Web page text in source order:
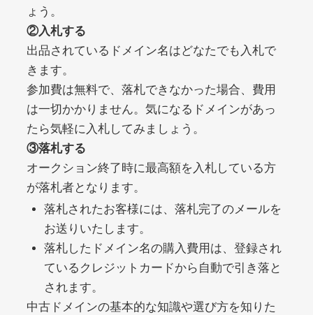
debtconsolidationorg.info
ジャンル
DA49 外部リンク数389 ドメイン年齢1年
10,800円 入札 0件
詳細を見る
portalvidalivre.com
ジャンル その他
DA47 外部リンク数2202 ドメイン年齢 5年
10,800円 入札 0件
ょう。
②入札する
出品されているドメイン名はどなたでも入札で
きます。
参加費は無料で、落札できなかった場合、費用
は一切かかりません。気になるドメインがあっ
たら気軽に入札してみましょう。
③落札する
オークション終了時に最高額を入札している方
が落札者となります。
落札されたお客様には、落札完了のメールを
お送りいたします。
落札したドメイン名の購入費用は、登録され
ているクレジットカードから自動で引き落と
されます。
中古ドメインの基本的な知識や選び方を知りた